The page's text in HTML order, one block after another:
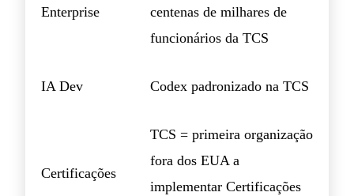
Enterprise
centenas de milhares de
funcionários da TCS
IA Dev Codex padronizado na TCS
Certificações
TCS = primeira organização
fora dos EUA a
implementar Certificações